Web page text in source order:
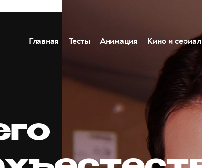
Главная Тесты Анимация Кино и